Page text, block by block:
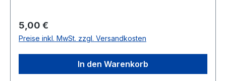
Sachbeschädigung) dar. Wir übernehmen keine
Verantwortung für widerrechtliche
Verwendungen unserer Aufkleber. § 303
Sachbeschädigung(1) Wer rechtswidrig eine
fremde Sache beschädigt oder zerstört, wird mit
Regulärer Preis:
5,00 €
Preise inkl. MwSt. zzgl. Versandkosten
In den Warenkorb